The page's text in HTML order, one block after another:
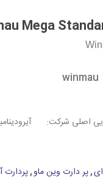
winmau
اصلی شرکت:
,پر دارت وین ماو,پردارت